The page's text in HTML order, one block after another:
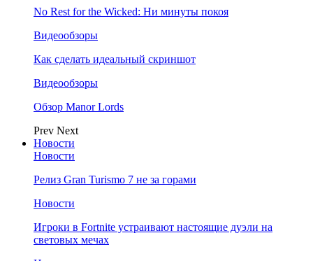
No Rest for the Wicked: Ни минуты покоя
Видеообзоры
Как сделать идеальный скриншот
Видеообзоры
Обзор Manor Lords
Prev Next
Новости
Новости
Релиз Gran Turismo 7 не за горами
Новости
Игроки в Fortnite устраивают настоящие дуэли на
световых мечах